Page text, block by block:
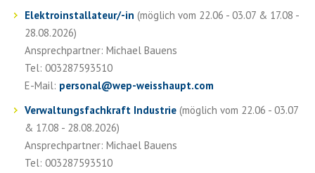
Elektroinstallateur/-in (möglich vom 22.06 - 03.07 & 17.08 -
28.08.2026)
Ansprechpartner: Michael Bauens
Tel: 003287593510
E-Mail: personal@wep-weisshaupt.com
Verwaltungsfachkraft Industrie (möglich vom 22.06 - 03.07
& 17.08 - 28.08.2026)
Ansprechpartner: Michael Bauens
Tel: 003287593510